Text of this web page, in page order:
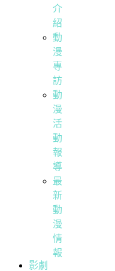
介
紹
動
漫
專
訪
動
漫
活
動
報
導
最
新
動
漫
情
報
影劇